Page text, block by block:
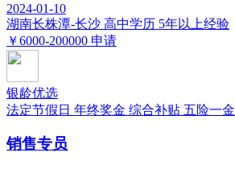
2024-01-10
湖南长株潭-长沙 高中学历 5年以上经验
￥6000-200000 申请
银龄优选
法定节假日 年终奖金 综合补贴 五险一金
销售专员